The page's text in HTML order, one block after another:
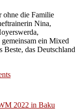
ohne die Familie
Nina,
ein Mixed
Beste, das Deutschland
2022 in Baku